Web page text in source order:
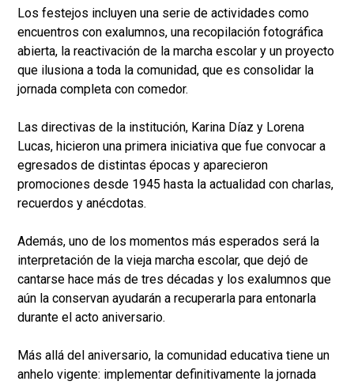
Los festejos incluyen una serie de actividades como
encuentros con exalumnos, una recopilación fotográfica
abierta, la reactivación de la marcha escolar y un proyecto
que ilusiona a toda la comunidad, que es consolidar la
jornada completa con comedor.
Las directivas de la institución, Karina Díaz y Lorena
Lucas, hicieron una primera iniciativa que fue convocar a
egresados de distintas épocas y aparecieron
promociones desde 1945 hasta la actualidad con charlas,
recuerdos y anécdotas.
Además, uno de los momentos más esperados será la
interpretación de la vieja marcha escolar, que dejó de
cantarse hace más de tres décadas y los exalumnos que
aún la conservan ayudarán a recuperarla para entonarla
durante el acto aniversario.
Más allá del aniversario, la comunidad educativa tiene un
anhelo vigente: implementar definitivamente la jornada